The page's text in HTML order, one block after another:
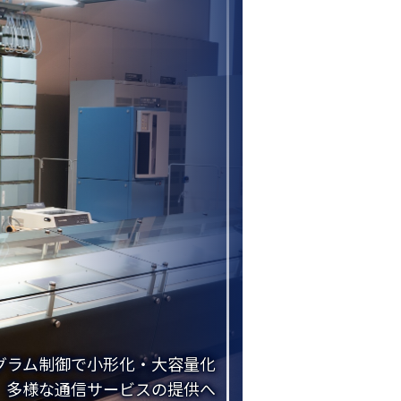
ラム制御で小形化・大容量化
多様な通信サービスの提供へ